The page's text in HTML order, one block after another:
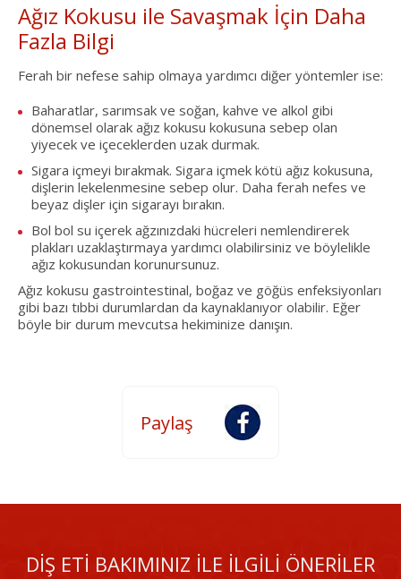
Ağız Kokusu ile Savaşmak İçin Daha
Fazla Bilgi
Ferah bir nefese sahip olmaya yardımcı diğer yöntemler ise:
Baharatlar, sarımsak ve soğan, kahve ve alkol gibi
dönemsel olarak ağız kokusu kokusuna sebep olan
yiyecek ve içeceklerden uzak durmak.
Sigara içmeyi bırakmak. Sigara içmek kötü ağız kokusuna,
dişlerin lekelenmesine sebep olur. Daha ferah nefes ve
beyaz dişler için sigarayı bırakın.
Bol bol su içerek ağzınızdaki hücreleri nemlendirerek
plakları uzaklaştırmaya yardımcı olabilirsiniz ve böylelikle
ağız kokusundan korunursunuz.
Ağız kokusu gastrointestinal, boğaz ve göğüs enfeksiyonları
gibi bazı tıbbi durumlardan da kaynaklanıyor olabilir. Eğer
böyle bir durum mevcutsa hekiminize danışın.
DİŞ ETİ BAKIMINIZ İLE İLGİLİ ÖNERİLER